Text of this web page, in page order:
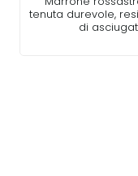
tenuta durevole,
di